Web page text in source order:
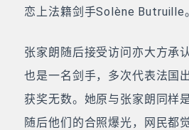
恋上法籍剑手Solène Butruille
张家朗随后接受访问亦大方承
也是一名剑手，多次代表法国
获奖无数。她原与张家朗同样
随后他们的合照爆光，网民都